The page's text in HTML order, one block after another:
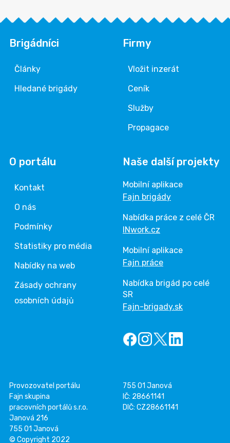
Brigádníci
Články
Hledané brigády
Firmy
Vložit inzerát
Ceník
Služby
Propagace
O portálu
Kontakt
O nás
Podmínky
Statistiky pro média
Nabídky na web
Zásady ochrany
osobních údajů
Naše další projekty
Mobilní aplikace
Fajn brigády
Nabídka práce z celé ČR
INwork.cz
Mobilní aplikace
Fajn práce
Nabídka brigád po celé
SR
Fajn-brigady.sk
Provozovatel portálu
Fajn skupina
pracovních portálů s.r.o.
Janová 216
755 01 Janová
755 01 Janová
IČ: 28661141
DIČ: CZ28661141
© Copyright 2022